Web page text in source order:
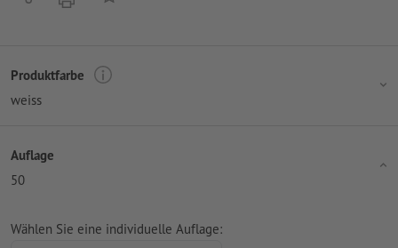
Produktfarbe
weiss
Auflage
50
Wählen Sie eine individuelle Auflage: